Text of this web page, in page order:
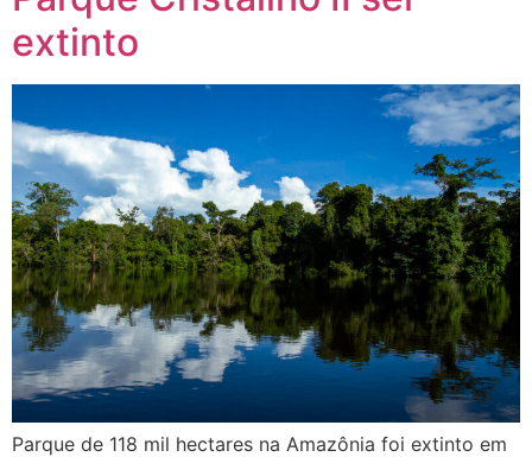
extinto
Parque de 118 mil hectares na Amazônia foi extinto em